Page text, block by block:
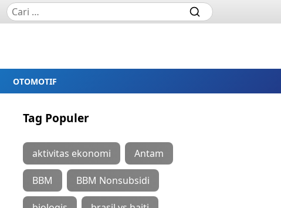
OTOMOTIF
Tag Populer
aktivitas ekonomi Antam
BBM BBM Nonsubsidi